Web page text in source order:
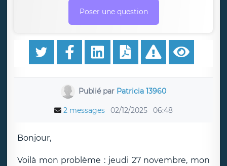
Poser une question
Publié par Patricia 13960
2 messages 02/12/2025 06:48
Bonjour,
Voilà mon problème : jeudi 27 novembre, mon